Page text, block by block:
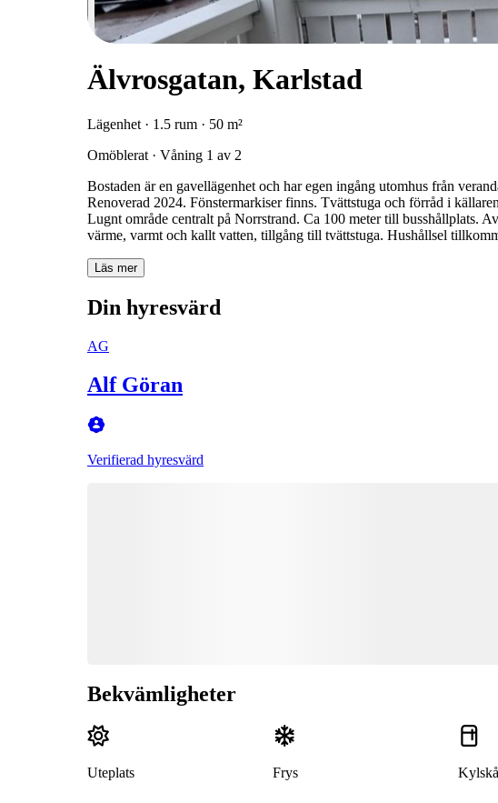
Älvrosgatan, Karlstad
Lägenhet · 1.5 rum · 50 m²
Omöblerat · Våning 1 av 2
Bostaden är en gavellägenhet och har egen ingång utomhus från
Renoverad 2024. Fönstermarkiser finns. Tvättstuga och förråd i
Lugnt område centralt på Norrstrand. Ca 100 meter till busshållplats.
värme, varmt och kallt vatten, tillgång till tvättstuga. Hushållsel
Läs mer
Din hyresvärd
AG
Alf Göran
Verifierad hyresvärd
Bekvämligheter
Uteplats Frys